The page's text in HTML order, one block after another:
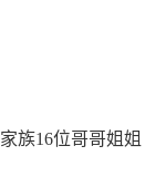
家族16位哥哥姐姐